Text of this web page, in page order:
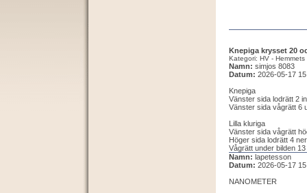
Knepiga krysset 20
Kategori: HV - Hemmets
Namn: simjos 8083
Datum: 2026-05-17
Knepiga
Vänster sida lodrätt 2
Vänster sida vågrätt 6
Lilla kluriga
Vänster sida vågrätt
Höger sida lodrätt 4
Vågrätt under bilden
Namn: lapetesson
Datum: 2026-05-17
NANOMETER